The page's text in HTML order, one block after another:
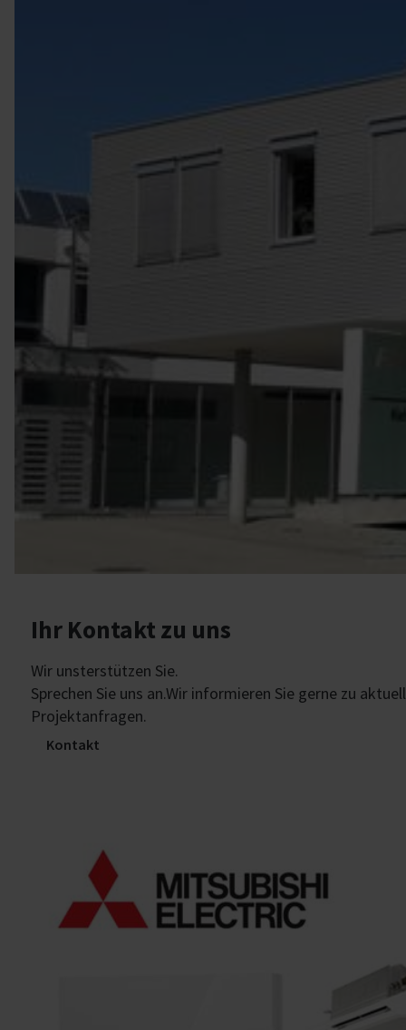
Ihr Kontakt zu uns
Wir unsterstützen Sie.
Sprechen Sie uns an.Wir informieren Sie gerne zu
Projektanfragen.
Kontakt